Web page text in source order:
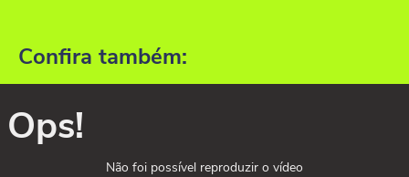
Confira também:
Ops!
Não foi possível reproduzir o vídeo